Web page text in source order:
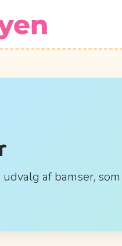
udvalg af bamser,